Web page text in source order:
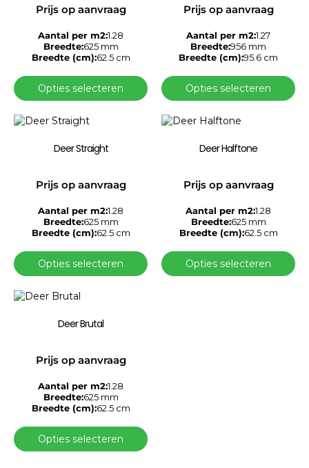
Prijs op aanvraag
Aantal per m2:1.28
Breedte:625 mm
Breedte (cm):62.5 cm
Opties selecteren
Prijs op aanvraag
Aantal per m2:1.27
Breedte:956 mm
Breedte (cm):95.6 cm
Opties selecteren
Deer Straight
Prijs op aanvraag
Aantal per m2:1.28
Breedte:625 mm
Breedte (cm):62.5 cm
Opties selecteren
Deer Halftone
Prijs op aanvraag
Aantal per m2:1.28
Breedte:625 mm
Breedte (cm):62.5 cm
Opties selecteren
Deer Brutal
Prijs op aanvraag
Aantal per m2:1.28
Breedte:625 mm
Breedte (cm):62.5 cm
Opties selecteren